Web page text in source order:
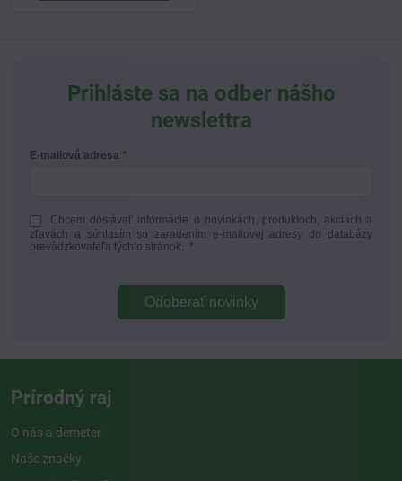
Prihláste sa na odber nášho
newslettra
E-mailová adresa
Chcem dostávať informácie o novinkách, produktoch, akciách a
zľavách a súhlasím so zaradením e-mailovej adresy do databázy
prevádzkovateľa týchto stránok.
*
Odoberať novinky
Prírodný raj
O nás a demeter
Naše značky